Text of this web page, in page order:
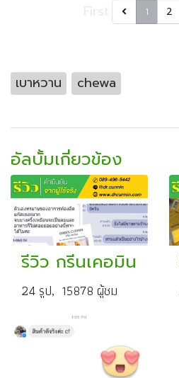
1 2
เบาหวาน chewa
อัลบั้มเกี่ยวข้อง
รีวิว กรีนเคอมิน
24 รูป, 15878 ผู้ชม